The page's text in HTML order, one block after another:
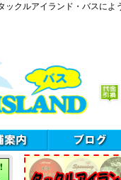
クルアイランド・バスによ